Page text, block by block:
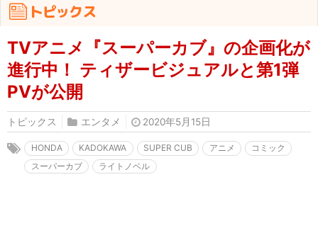
トピックス
TVアニメ『スーパーカブ』の企画化が
進行中！ ティザービジュアルと第1弾
PVが公開
トピックス エンタメ 2020年5月15日
HONDA KADOKAWA SUPER CUB アニメ
コミック
スーパーカブ
ライトノベル